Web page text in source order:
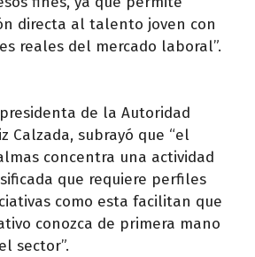
directa al talento joven con
reales del mercado laboral”.
de la Autoridad
Calzada, subrayó que “el
concentra una actividad
que requiere perfiles
como esta facilitan que
conozca de primera mano
sector”.